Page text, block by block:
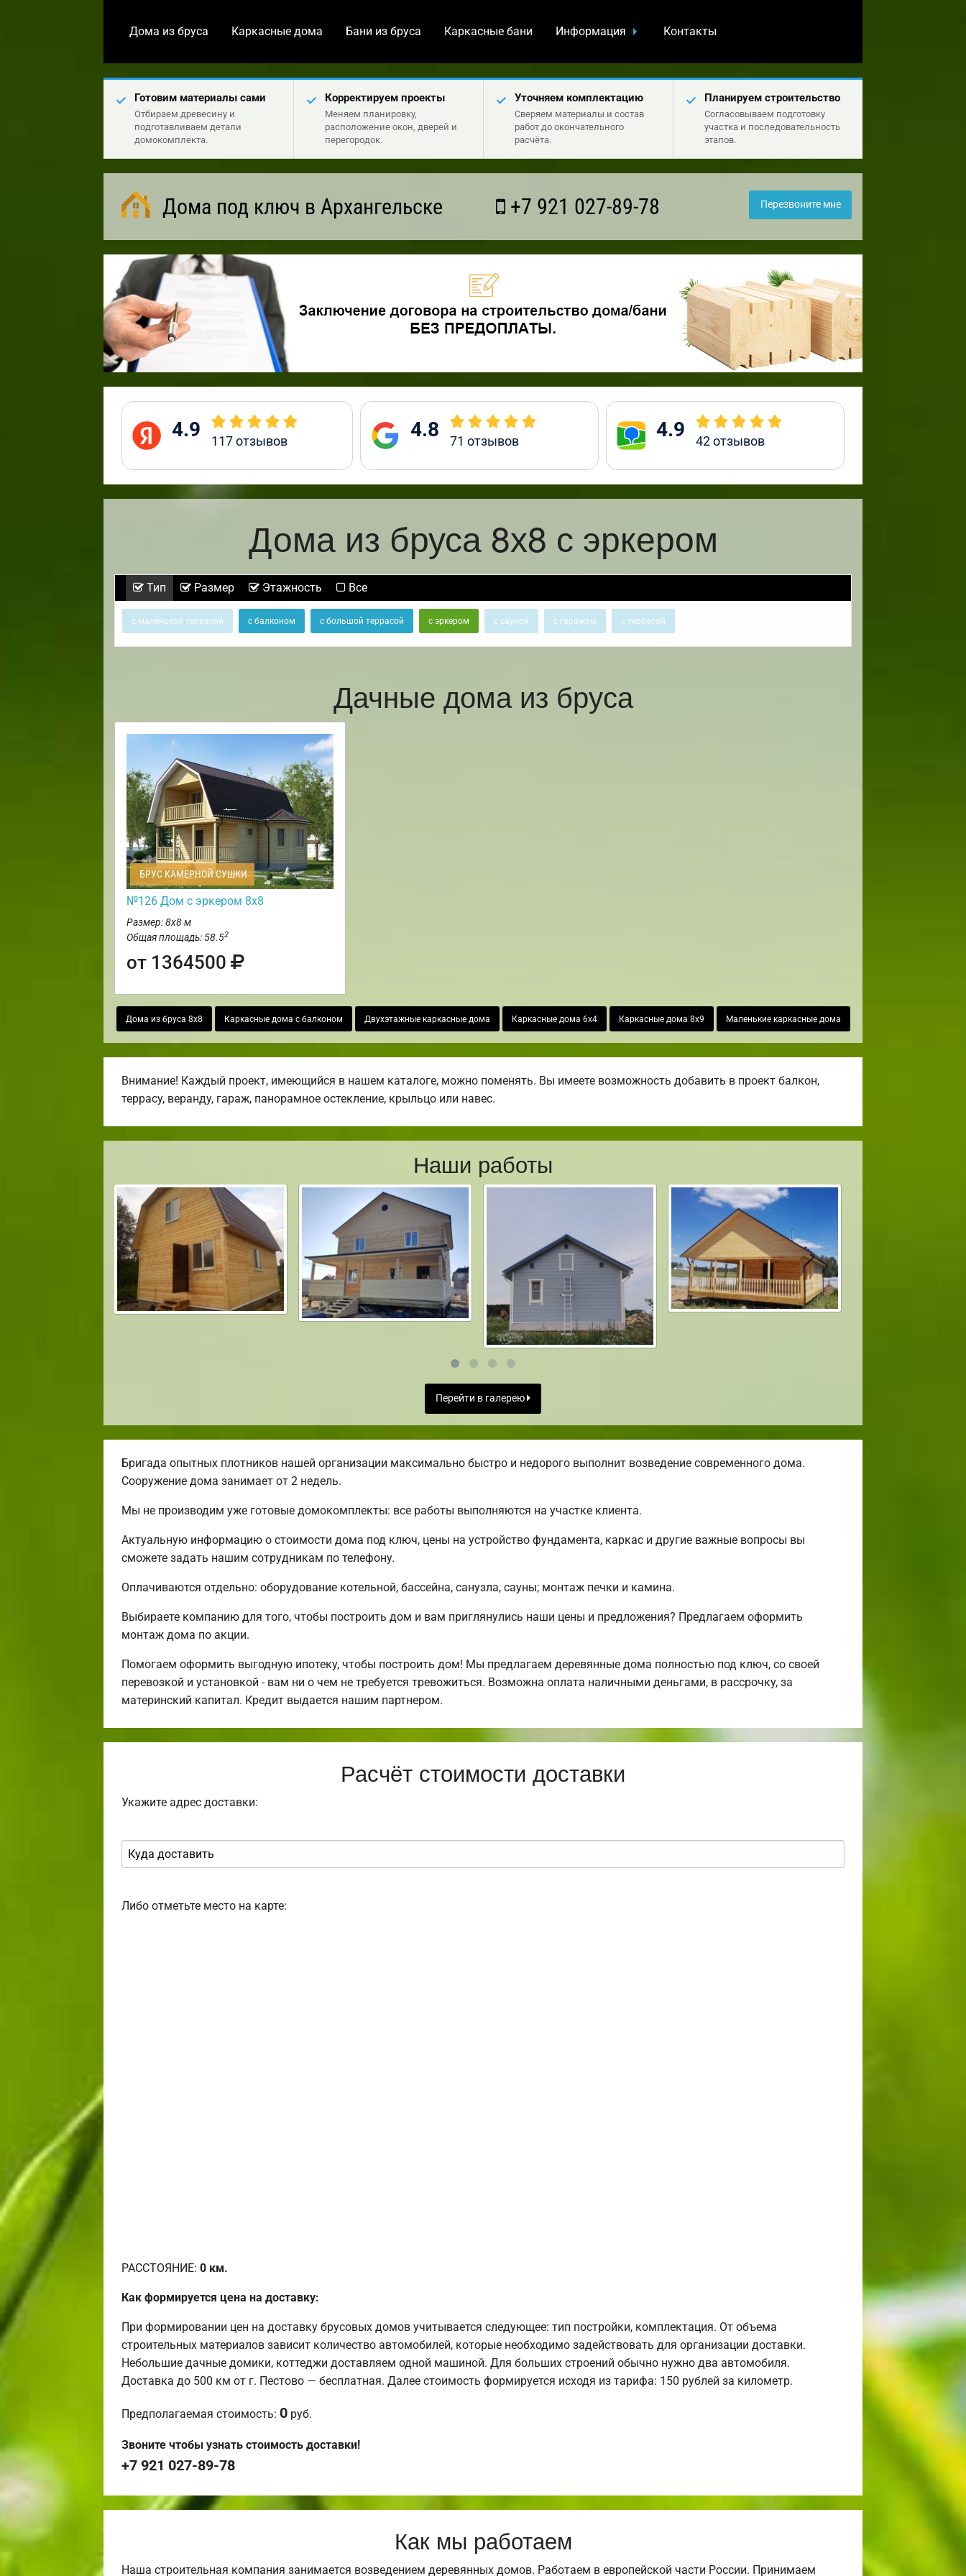
Дома из бруса Каркасные дома Бани из бруса Каркасные бани Информация Контакты
Готовим материалы сами
Отбираем древесину и
подготавливаем детали
домокомплекта.
Корректируем проекты
Меняем планировку,
расположение окон, дверей и
перегородок.
Уточняем комплектацию
Сверяем материалы и состав
работ до окончательного
расчёта.
Планируем строительство
Согласовываем подготовку
участка и последовательность
этапов.
Дома под ключ в Архангельске +7 921 027-89-78 Перезвоните мне
4.9 117отзывов 4.8 71 отзывов 4.9 42отзывов
Дома из бруса 8х8 с эркером
Тип Размер Этажность Все
с маленькой террасой с балконом с большой террасой с эркером с сауной с гаражом с террасой
Дачные дома из бруса
БРУС КАМЕРНОЙ СУШКИ
№126 Дом с эркером 8х8
Размер: 8х8 м
Общая площадь: 58.52
от 1364500
Дома из бруса 8х8 Каркасные дома с балконом Двухэтажные каркасные дома Каркасные дома 6х4 Каркасные дома 8х9 Маленькие каркасные дома
Внимание! Каждый проект, имеющийся в нашем каталоге, можно поменять. Вы имеете возможность добавить в проект балкон,
террасу, веранду, гараж, панорамное остекление, крыльцо или навес.
Наши работы
Перейти в галерею
Бригада опытных плотников нашей организации максимально быстро и недорого выполнит возведение современного дома.
Сооружение дома занимает от 2 недель.
Мы не производим уже готовые домокомплекты: все работы выполняются на участке клиента.
Актуальную информацию о стоимости дома под ключ, цены на устройство фундамента, каркас и другие важные вопросы вы
сможете задать нашим сотрудникам по телефону.
Оплачиваются отдельно: оборудование котельной, бассейна, санузла, сауны; монтаж печки и камина.
Выбираете компанию для того, чтобы построить дом и вам приглянулись наши цены и предложения? Предлагаем оформить
монтаж дома по акции.
Помогаем оформить выгодную ипотеку, чтобы построить дом! Мы предлагаем деревянные дома полностью под ключ, со своей
перевозкой и установкой - вам ни о чем не требуется тревожиться. Возможна оплата наличными деньгами, в рассрочку, за
материнский капитал. Кредит выдается нашим партнером.
Расчёт стоимости доставки
Укажите адрес доставки:
Либо отметьте место на карте:
РАССТОЯНИЕ: 0 км.
Как формируется цена на доставку:
При формировании цен на доставку брусовых домов учитывается следующее: тип постройки, комплектация. От объема
строительных материалов зависит количество автомобилей, которые необходимо задействовать для организации доставки.
Небольшие дачные домики, коттеджи доставляем одной машиной. Для больших строений обычно нужно два автомобиля.
Доставка до 500 км от г. Пестово — бесплатная. Далее стоимость формируется исходя из тарифа: 150 рублей за километр.
Предполагаемая стоимость: 0 руб.
Звоните чтобы узнать стоимость доставки!
+7 921 027-89-78
Как мы работаем
Наша строительная компания занимается возведением деревянных домов. Работаем в европейской части России. Принимаем